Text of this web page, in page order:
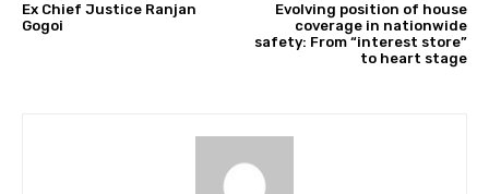
Ex Chief Justice Ranjan
Gogoi
Evolving position of house
coverage in nationwide
safety: From “interest store”
to heart stage